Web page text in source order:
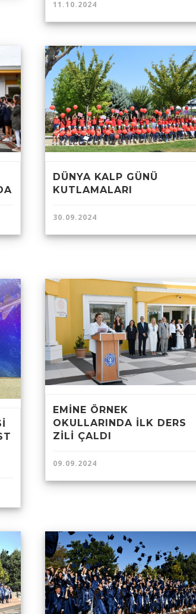
11.10.2024
DÜNYA KALP GÜNÜ
KUTLAMALARI
30.09.2024
EMİNE ÖRNEK
OKULLARINDA İLK DERS
ZİLİ ÇALDI
09.09.2024